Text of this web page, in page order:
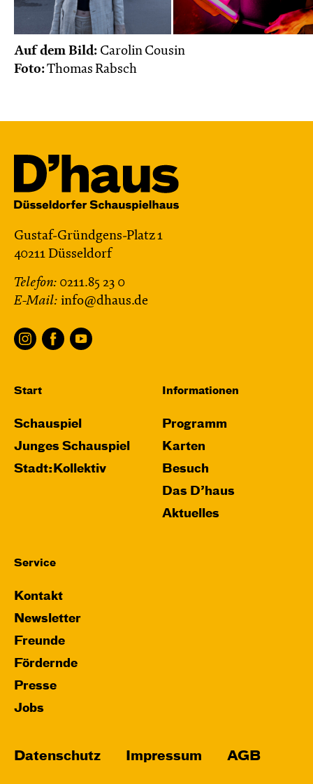
Auf dem Bild: Carolin Cousin
Foto:Thomas Rabsch
Gustaf-Gründgens-Platz 1
40211 Düsseldorf
Telefon: 0211.85 23 0
E-Mail: info@dhaus.de
Start
Schauspiel
Junges Schauspiel
Stadt:Kollektiv
Informationen
Programm
Karten
Besuch
Das D’haus
Aktuelles
Service
Kontakt
Newsletter
Freunde
Fördernde
Presse
Jobs
Datenschutz Impressum AGB